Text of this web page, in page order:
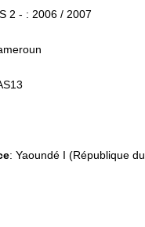
2 - : 2006 / 2007
: Yaoundé I (République du